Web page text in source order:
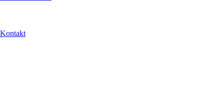
Kontakt